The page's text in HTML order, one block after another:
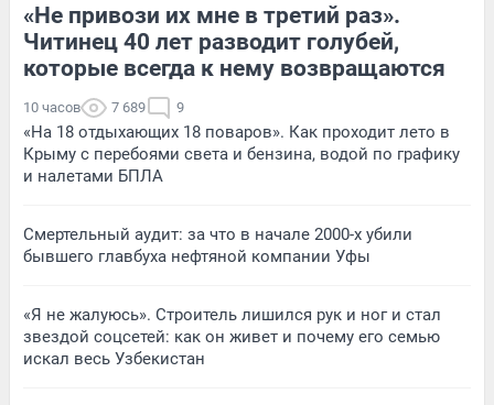
«Не привози их мне в третий раз».
Читинец 40 лет разводит голубей,
которые всегда к нему возвращаются
10 часов 7 689 9
«На 18 отдыхающих 18 поваров». Как проходит лето в
Крыму с перебоями света и бензина, водой по графику
и налетами БПЛА
Смертельный аудит: за что в начале 2000-х убили
бывшего главбуха нефтяной компании Уфы
«Я не жалуюсь». Строитель лишился рук и ног и стал
звездой соцсетей: как он живет и почему его семью
искал весь Узбекистан